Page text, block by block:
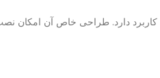
کاربرد دارد. طراحی خاص آن امکان